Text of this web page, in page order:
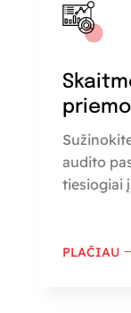
audito
tiesiogiai
PLAČIAU